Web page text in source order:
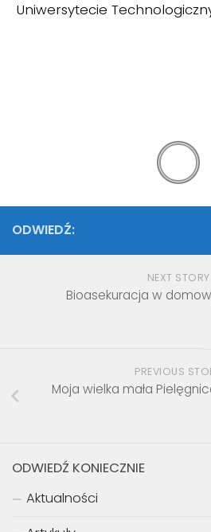
Uniwersytecie
ODWIEDŹ:
NEXT STORY
Bioasekuracja w
PREVIOUS
Moja wielka mała
ODWIEDŹ KONIECZNIE
Aktualności